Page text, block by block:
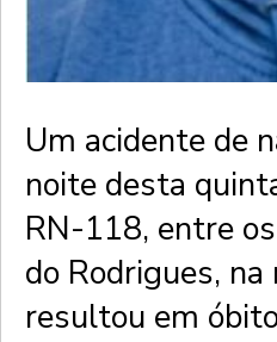
Um acidente de
noite desta
RN-118, entre
do Rodrigues,
resultou em